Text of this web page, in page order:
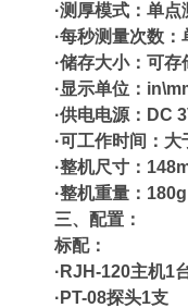
·测厚模式：单点
·每秒测量次数：
·储存大小：可存
·显示单位：
·供电电源：DC
·可工作时间：大
·整机尺寸：
·整机重量：180g
三、配置 ：
标配：
· RJH-120主机1
· PT-08探头1支